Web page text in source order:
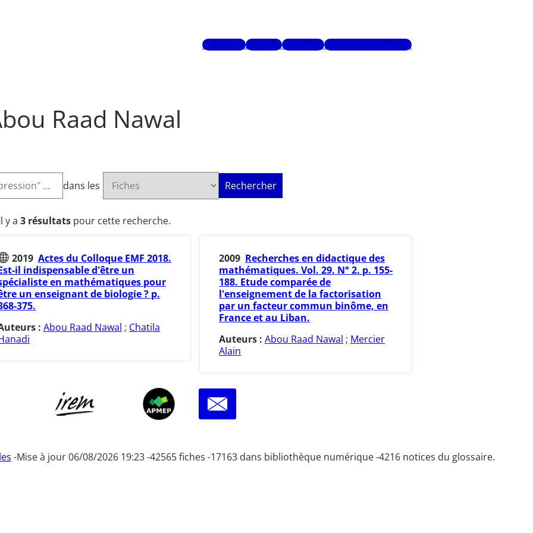
Mots-clésAuteursGlossaireRecherche avancée
Raad Nawal
dans les Rechercher
y a 3 résultats pour cette recherche.
2019 Actes du Colloque EMF 2018.
il indispensable d'être un
en mathématiques pour
un enseignant de biologie ? p.
375.
: Abou Raad Nawal ; Chatila
2009 Recherches en didactique des
mathématiques. Vol. 29. N° 2. p. 155-
188. Etude comparée de
l'enseignement de la factorisation
par un facteur commun binôme, en
France et au Liban.
Auteurs : Abou Raad Nawal ; Mercier
Alain
-Mise à jour 06/08/2026 19:23 -42565 fiches -17163 dans bibliothèque numérique -4216 notices du glossaire.